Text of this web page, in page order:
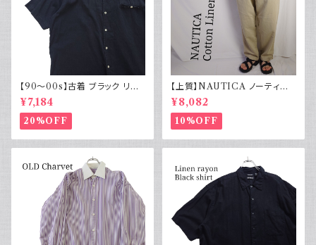
【90～00s】古着 ブラック リネ
ンコットンシャツ 黒 ボックスシ
ルエット
¥7,184
20%OFF
【上質】NAUTICA ノーティカ
コットンリネンパンツ ツータック
¥8,082
10%OFF